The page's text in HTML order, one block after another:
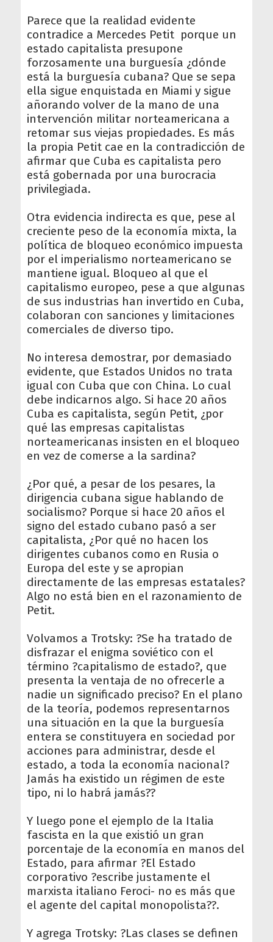
Parece que la realidad evidente
contradice a Mercedes Petit porque un
estado capitalista presupone
forzosamente una burguesía ¿dónde
está la burguesía cubana? Que se sepa
ella sigue enquistada en Miami y sigue
añorando volver de la mano de una
intervención militar norteamericana a
retomar sus viejas propiedades. Es más
la propia Petit cae en la contradicción de
afirmar que Cuba es capitalista pero
está gobernada por una burocracia
privilegiada.
Otra evidencia indirecta es que, pese al
creciente peso de la economía mixta, la
política de bloqueo económico impuesta
por el imperialismo norteamericano se
mantiene igual. Bloqueo al que el
capitalismo europeo, pese a que algunas
de sus industrias han invertido en Cuba,
colaboran con sanciones y limitaciones
comerciales de diverso tipo.
No interesa demostrar, por demasiado
evidente, que Estados Unidos no trata
igual con Cuba que con China. Lo cual
debe indicarnos algo. Si hace 20 años
Cuba es capitalista, según Petit, ¿por
qué las empresas capitalistas
norteamericanas insisten en el bloqueo
en vez de comerse a la sardina?
¿Por qué, a pesar de los pesares, la
dirigencia cubana sigue hablando de
socialismo? Porque si hace 20 años el
signo del estado cubano pasó a ser
capitalista, ¿Por qué no hacen los
dirigentes cubanos como en Rusia o
Europa del este y se apropian
directamente de las empresas estatales?
Algo no está bien en el razonamiento de
Petit.
Volvamos a Trotsky: ?Se ha tratado de
disfrazar el enigma soviético con el
término ?capitalismo de estado?, que
presenta la ventaja de no ofrecerle a
nadie un significado preciso? En el plano
de la teoría, podemos representarnos
una situación en la que la burguesía
entera se constituyera en sociedad por
acciones para administrar, desde el
estado, a toda la economía nacional?
Jamás ha existido un régimen de este
tipo, ni lo habrá jamás??
Y luego pone el ejemplo de la Italia
fascista en la que existió un gran
porcentaje de la economía en manos del
Estado, para afirmar ?El Estado
corporativo ?escribe justamente el
marxista italiano Feroci- no es más que
el agente del capital monopolista??.
Y agrega Trotsky: ?Las clases se definen